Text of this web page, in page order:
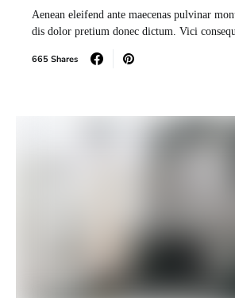
Aenean eleifend ante maecenas pulvinar
dis dolor pretium donec dictum. Vici
665 Shares